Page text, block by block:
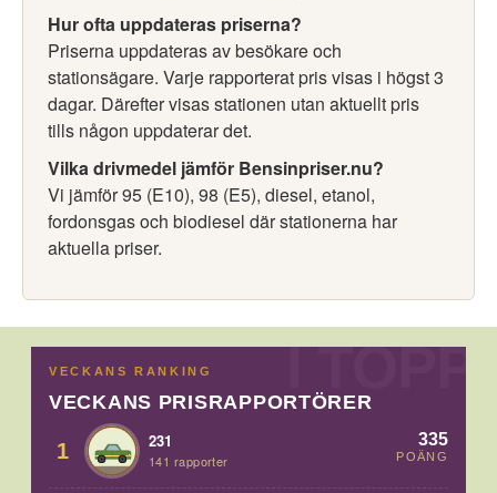
Hur ofta uppdateras priserna?
Priserna uppdateras av besökare och
stationsägare. Varje rapporterat pris visas i högst 3
dagar. Därefter visas stationen utan aktuellt pris
tills någon uppdaterar det.
Vilka drivmedel jämför Bensinpriser.nu?
Vi jämför 95 (E10), 98 (E5), diesel, etanol,
fordonsgas och biodiesel där stationerna har
aktuella priser.
VECKANS RANKING
VECKANS PRISRAPPORTÖRER
1 231
141 rapporter
335
POÄNG